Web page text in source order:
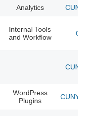
Analytics
Internal Tools
and Workflow
WordPress
Plugins
CUNY